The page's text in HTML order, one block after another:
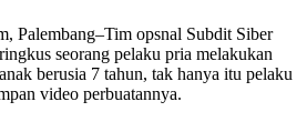
opsnal Subdit Siber
seorang pelaku pria melakukan
berusia 7 tahun, tak hanya itu pelaku
video perbuatannya.